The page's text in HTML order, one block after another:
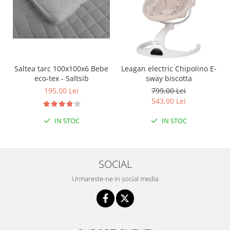
Interfoane, Sterilizatoare,
Electronice diverse
Incalzitoare si sterilizatoare
biberoane bebe
Cantare bebelusi si adulti
Aparate aerosoli
Aparate diverse
Pompe san
Termometre camera si baie
Saltea tarc 100x100x6 Bebe
eco-tex - Saltsib
195,00 Lei
IN STOC
Leagan electric Chipolino E-
sway biscotta
799,00 Lei
543,00 Lei
IN STOC
SOCIAL
Urmareste-ne in social media